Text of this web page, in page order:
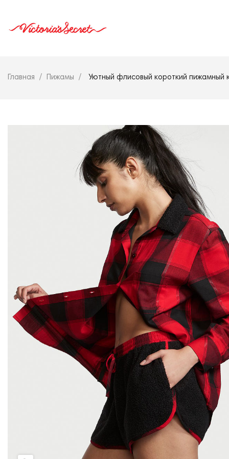
Главная Пижамы Уютный флисовый короткий пижамный